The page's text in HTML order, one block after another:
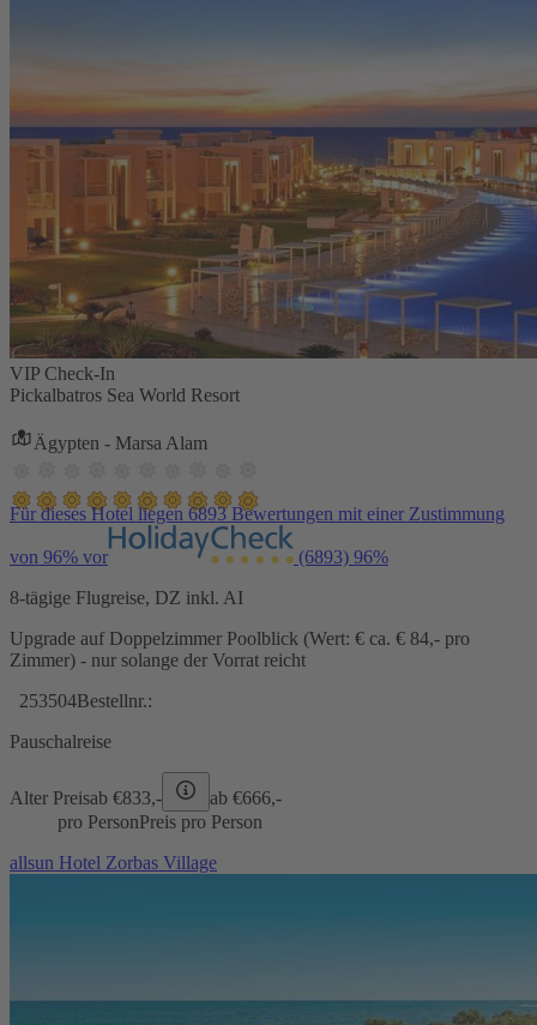
VIP Check-In
Pickalbatros Sea World Resort
Ägypten - Marsa Alam
Für dieses Hotel liegen 6893 Bewertungen mit einer Zustimmung
von 96% vor (6893) 96%
8-tägige Flugreise, DZ inkl. AI
Upgrade auf Doppelzimmer Poolblick (Wert: € ca. € 84,- pro
Zimmer) - nur solange der Vorrat reicht
253504Bestellnr.:
Pauschalreise
Alter Preisab €833,- ab €666,-
pro PersonPreis pro Person
allsun Hotel Zorbas Village